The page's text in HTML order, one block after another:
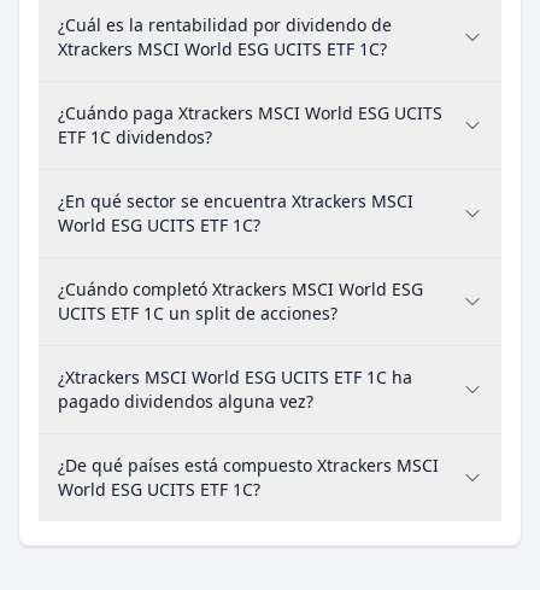
¿Cuál es la rentabilidad por dividendo de
Xtrackers MSCI World ESG UCITS ETF 1C?
¿Cuándo paga Xtrackers MSCI World ESG UCITS
ETF 1C dividendos?
¿En qué sector se encuentra Xtrackers MSCI
World ESG UCITS ETF 1C?
¿Cuándo completó Xtrackers MSCI World ESG
UCITS ETF 1C un split de acciones?
¿Xtrackers MSCI World ESG UCITS ETF 1C ha
pagado dividendos alguna vez?
¿De qué países está compuesto Xtrackers MSCI
World ESG UCITS ETF 1C?